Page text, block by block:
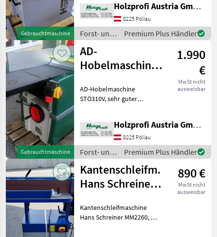
Gebrauchtmaschine
245 kgPreisänderungen
vorbehalten, Irrtümer,
Druck- und Satzfehler vorb
Holzprofi Austria GmbH, Zweigstelle Stmk.
8225 Pöllau
Forst- und
Holztechnik
/ Hammer
Premium Plus Händler
Gebrauchtmaschine
AD-
Hobelmaschine
STÖ310V
gebraucht
1.990
€
MwSt nicht
ausweisbar
AD-Hobelmaschine
STÖ310V, sehr guter
Tischbreite, 4 Messer, 300
kgPreisänderungen
vorbehalten, Irrtümer,
Druck- und Satzf
Holzprofi Austria GmbH, Zweigstelle Stmk.
8225 Pöllau
Forst- und
Holztechnik
/ Holzprofi
Premium Plus Händler
Kantenschleifm.
Hans Schreiner
gebraucht
890 €
MwSt nicht
ausweisbar
Kantenschleifmaschine
Hans Schreiner MM2260, Bj.